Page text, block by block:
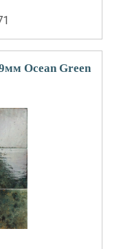
Ocean Green